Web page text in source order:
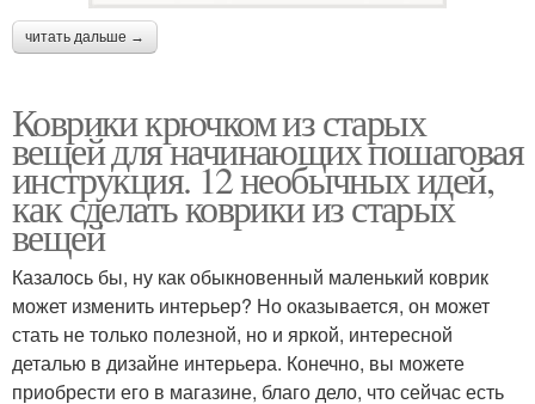
читать дальше →
Коврики крючком из старых
вещей для начинающих пошаговая
инструкция. 12 необычных идей,
как сделать коврики из старых
вещей
Казалось бы, ну как обыкновенный маленький коврик
может изменить интерьер? Но оказывается, он может
стать не только полезной, но и яркой, интересной
деталью в дизайне интерьера. Конечно, вы можете
приобрести его в магазине, благо дело, что сейчас есть